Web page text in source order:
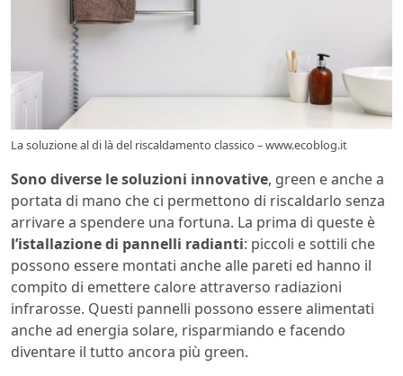
La soluzione al di là del riscaldamento classico – www.ecoblog.it
Sono diverse le soluzioni innovative, green e anche a
portata di mano che ci permettono di riscaldarlo senza
arrivare a spendere una fortuna. La prima di queste è
l’istallazione di pannelli radianti: piccoli e sottili che
possono essere montati anche alle pareti ed hanno il
compito di emettere calore attraverso radiazioni
infrarosse. Questi pannelli possono essere alimentati
anche ad energia solare, risparmiando e facendo
diventare il tutto ancora più green.